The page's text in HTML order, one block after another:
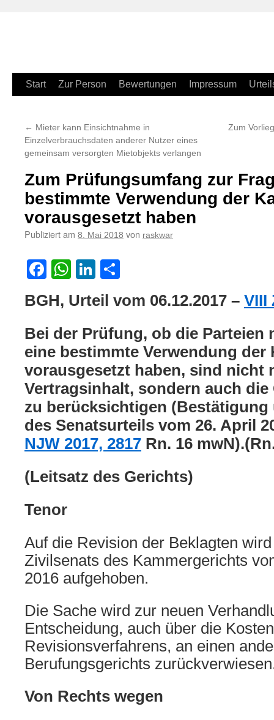
Zum
springen
Start Zur Person Bewertungen Impressum
← Mieter kann Einsichtnahme in
Einzelverbrauchsdaten anderer Nutzer eines
gemeinsam versorgten Mietobjekts verlangen
Zum
Zum Prüfungsumfang zur
bestimmte Verwendung der
vorausgesetzt haben
Publiziert am 8. Mai 2018 von raskwar
Facebook
WhatsApp
LinkedIn
BGH, Urteil vom 06.12.2017 – VIII
Bei der Prüfung, ob die Parteien
eine bestimmte Verwendung der
vorausgesetzt haben, sind nicht
Vertragsinhalt, sondern auch die
zu berücksichtigen
des Senatsurteils vom 26. April
NJW 2017, 2817 Rn. 16
(Leitsatz des Gerichts)
Tenor
Auf die Revision der Beklagten
Zivilsenats des Kammergerichts
2016 aufgehoben.
Die Sache wird zur neuen
Entscheidung, auch über die
Revisionsverfahrens, an einen
Berufungsgerichts
Von Rechts wegen